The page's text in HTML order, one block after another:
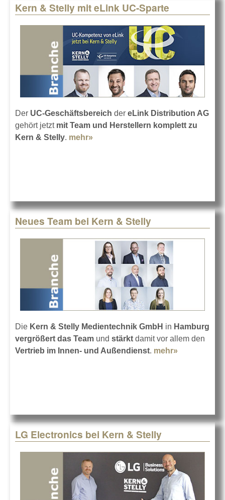
Kern & Stelly mit eLink UC-Sparte
Der UC-Geschäftsbereich der eLink Distribution AG
gehört jetzt mit Team und Herstellern komplett zu
Kern & Stelly. mehr»
Neues Team bei Kern & Stelly
Die Kern & Stelly Medientechnik GmbH in Hamburg
vergrößert das Team und stärkt damit vor allem den
Vertrieb im Innen- und Außendienst. mehr»
LG Electronics bei Kern & Stelly